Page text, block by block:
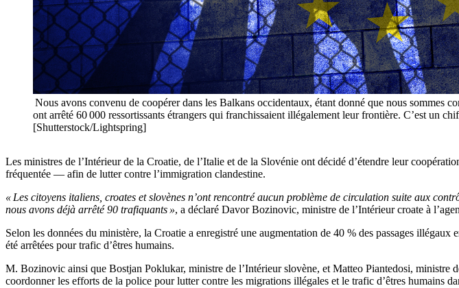
Nous avons convenu de coopérer dans les Balkans occidentaux, étant donné que nous sommes
ont arrêté 60 000 ressortissants étrangers qui franchissaient illégalement leur frontière. C’est un
[Shutterstock/Lightspring]
Les ministres de l’Intérieur de la Croatie, de l’Italie et de la Slovénie ont décidé d’étendre leur
fréquentée — afin de lutter contre l’immigration clandestine.
« Les citoyens italiens, croates et slovènes n’ont rencontré aucun problème de circulation suite aux
nous avons déjà arrêté 90 trafiquants », a déclaré Davor Bozinovic, ministre de l’Intérieur croate à
Selon les données du ministère, la Croatie a enregistré une augmentation de 40 % des passages
été arrêtées pour trafic d’êtres humains.
M. Bozinovic ainsi que Bostjan Poklukar, ministre de l’Intérieur slovène, et Matteo Piantedosi, ministre
coordonner les efforts de la police pour lutter contre les migrations illégales et le trafic d’êtres humains